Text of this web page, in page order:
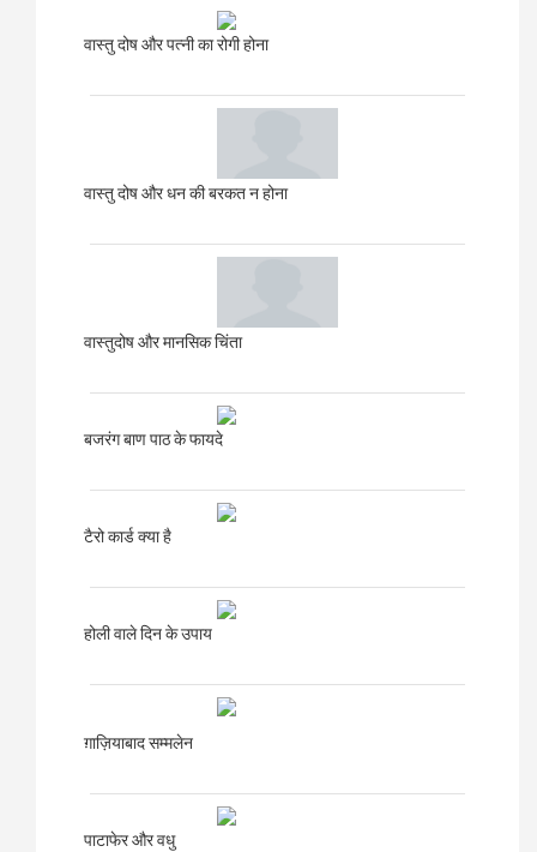
वास्तु दोष और पत्नी का रोगी होना
वास्तु दोष और धन की बरकत न होना
वास्तुदोष और मानसिक चिंता
बजरंग बाण पाठ के फायदे
टैरो कार्ड क्या है
होली वाले दिन के उपाय
ग़ाज़ियाबादसम्मलेन
पाटाफेर और वधु